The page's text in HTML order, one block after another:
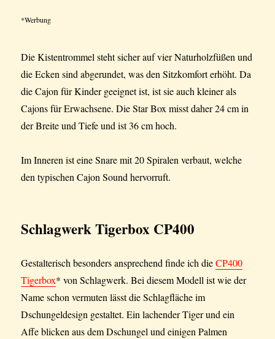
*Werbung
Die Kistentrommel steht sicher auf vier Naturholzfüßen und
die Ecken sind abgerundet, was den Sitzkomfort erhöht. Da
die Cajon für Kinder geeignet ist, ist sie auch kleiner als
Cajons für Erwachsene. Die Star Box misst daher 24 cm in
der Breite und Tiefe und ist 36 cm hoch.
Im Inneren ist eine Snare mit 20 Spiralen verbaut, welche
den typischen Cajon Sound hervorruft.
Schlagwerk Tigerbox CP400
Gestalterisch besonders ansprechend finde ich dieCP400
Tigerbox* von Schlagwerk. Bei diesem Modell ist wie der
Name schon vermuten lässt die Schlagfläche im
Dschungeldesign gestaltet. Ein lachender Tiger und ein
Affe blicken aus dem Dschungel und einigen Palmen